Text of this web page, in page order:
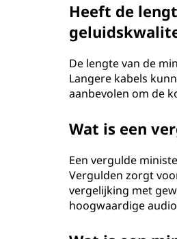
Heeft de
De lengte van de
Langere kabels
aanbevolen om de
Wat is een
Een vergulde
Vergulden zorgt
vergelijking met
hoogwaardige